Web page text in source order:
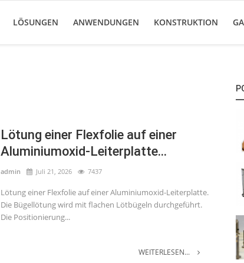
LÖSUNGEN ANWENDUNGEN KONSTRUKTION
Lötung einer Flexfolie auf einer
Aluminiumoxid-Leiterplatte...
admin Juli 21, 2026 7437
Lötung einer Flexfolie auf einer Aluminiumoxid-Leiterplatte.
Die Bügellötung wird mit flachen Lötbügeln durchgeführt.
Die Positionierung...
WEITERLESEN...